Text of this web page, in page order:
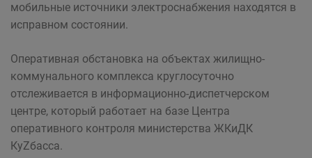
мобильные источники электроснабжения находятся в
исправном состоянии.
Оперативная обстановка на объектах жилищно-
коммунального комплекса круглосуточно
отслеживается в информационно-диспетчерском
центре, который работает на базе Центра
оперативного контроля министерства ЖКиДК
КуZбасса.